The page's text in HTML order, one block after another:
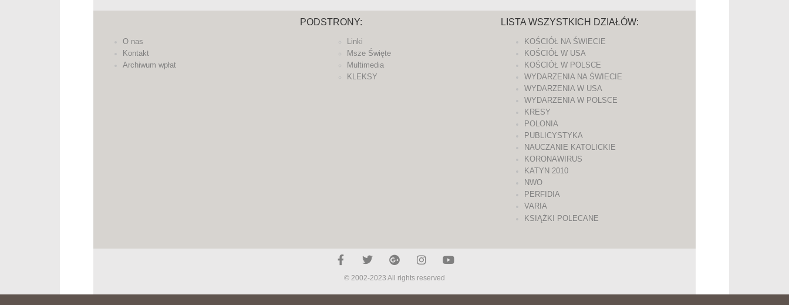
O nas
Kontakt
Archiwum wpłat
PODSTRONY:
Linki
Msze Święte
Multimedia
KLEKSY
LISTA WSZYSTKICH DZIAŁÓW:
KOŚCIÓŁ NA ŚWIECIE
KOŚCIÓŁ W USA
KOŚCIÓŁ W POLSCE
WYDARZENIA NA ŚWIECIE
WYDARZENIA W USA
WYDARZENIA W POLSCE
KRESY
POLONIA
PUBLICYSTYKA
NAUCZANIE KATOLICKIE
KORONAWIRUS
KATYN 2010
NWO
PERFIDIA
VARIA
KSIĄŻKI POLECANE
© 2002-2023 All rights reserved